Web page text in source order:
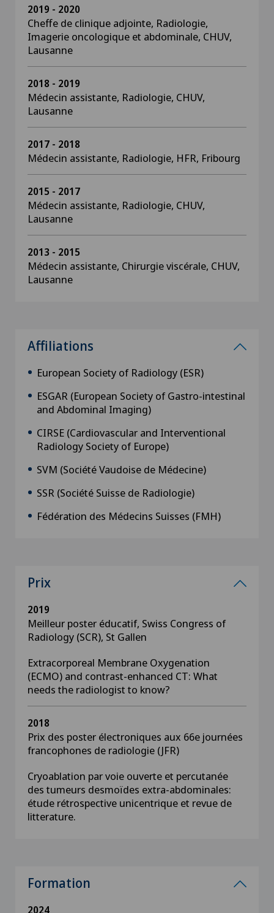
2019 - 2020
Cheffe de clinique adjointe, Radiologie,
Imagerie oncologique et abdominale, CHUV,
Lausanne
2018 - 2019
Médecin assistante, Radiologie, CHUV,
Lausanne
2017 - 2018
Médecin assistante, Radiologie, HFR, Fribourg
2015 - 2017
Médecin assistante, Radiologie, CHUV,
Lausanne
2013 - 2015
Médecin assistante, Chirurgie viscérale, CHUV,
Lausanne
Affiliations
European Society of Radiology (ESR)
ESGAR (European Society of Gastro-intestinal
and Abdominal Imaging)
CIRSE (Cardiovascular and Interventional
Radiology Society of Europe)
SVM (Société Vaudoise de Médecine)
SSR (Société Suisse de Radiologie)
Fédération des Médecins Suisses (FMH)
Prix
2019
Meilleur poster éducatif, Swiss Congress of
Radiology (SCR), St Gallen
Extracorporeal Membrane Oxygenation
(ECMO) and contrast-enhanced CT: What
needs the radiologist to know?
2018
Prix des poster électroniques aux 66e journées
francophones de radiologie (JFR)
Cryoablation par voie ouverte et percutanée
des tumeurs desmoïdes extra-abdominales:
étude rétrospective unicentrique et revue de
litterature.
Formation
2024